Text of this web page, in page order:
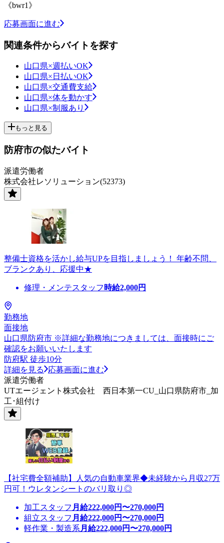
《bwr1》
応募画面に進む
関連条件からバイトを探す
山口県×週払いOK
山口県×日払いOK
山口県×交通費支給
山口県×体を動かす
山口県×制服あり
もっと見る
防府市の似たバイト
派遣労働者
株式会社レソリューション(52373)
整備士資格を活かし給与UPを目指しましょう！ 年齢不問、
ブランクあり、応援中★
修理・メンテスタッフ 時給2,000円
勤務地
面接地
山口県防府市 ※詳細な勤務地につきましては、面接時にご
確認をお願いいたします
防府駅 徒歩10分
詳細を見る
応募画面に進む
派遣労働者
UTエージェント株式会社 西日本第一CU_山口県防府市_加
工･組付け
【社宅費全額補助】人気の自動車業界◆未経験から月収27万
円可！ウレタンシートのバリ取り◎
加工スタッフ 月給222,000円〜270,000円
組立スタッフ 月給222,000円〜270,000円
軽作業・製造系 月給222,000円〜270,000円